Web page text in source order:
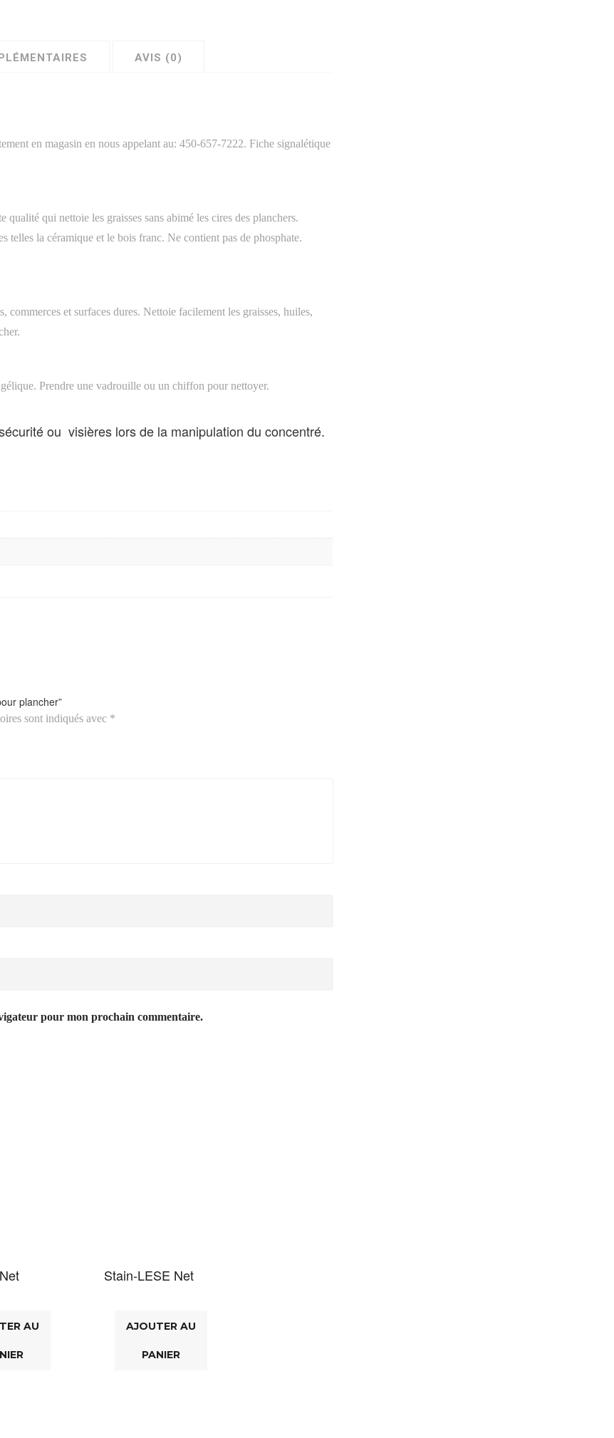
AVIS (0)
en magasin en nous appelant au: 450-657-7222. Fiche signalétique
qui nettoie les graisses sans abimé les cires des planchers.
telles la céramique et le bois franc. Ne contient pas de phosphate.
commerces et surfaces dures. Nettoie facilement les graisses, huiles,
Prendre une vadrouille ou un chiffon pour nettoyer.
ou visières lors de la manipulation du concentré.
plancher”
sont indiqués avec *
pour mon prochain commentaire.
AU
Stain-LESE Net
AJOUTER AU
PANIER